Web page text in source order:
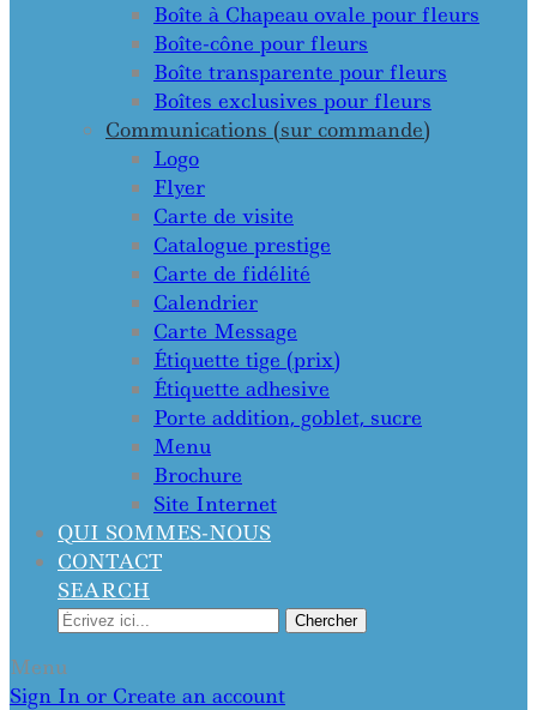
Boîte à Chapeau ovale pour fleurs
Boîte-cône pour fleurs
Boîte transparente pour fleurs
Boîtes exclusives pour fleurs
Communications (sur commande)
Logo
Flyer
Carte de visite
Catalogue prestige
Carte de fidélité
Calendrier
Carte Message
Étiquette tige (prix)
Étiquette adhesive
Porte addition, goblet, sucre
Menu
Brochure
Site Internet
QUI SOMMES-NOUS
CONTACT
SEARCH
Chercher
Menu
Sign In or Create an account